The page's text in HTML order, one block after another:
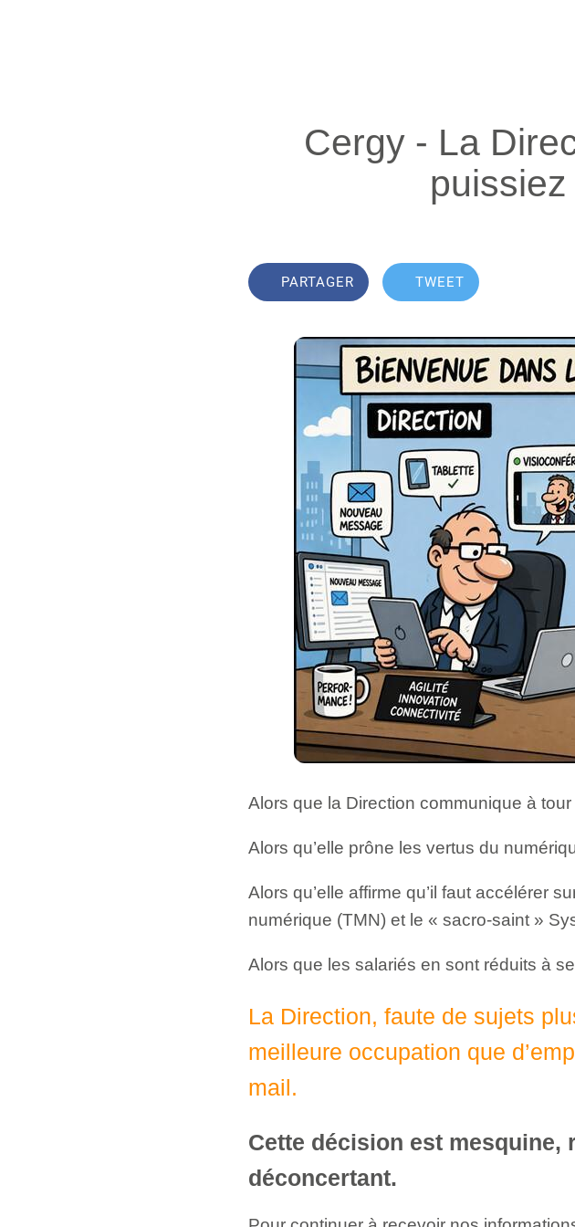
Cergy - La
PARTAGER TWEET
Alors que la Direction communique à
Alors qu’elle prône les vertus du
Alors qu’elle affirme qu’il faut accélérer
numérique (TMN) et le « sacro-saint »
Alors que les salariés en sont réduits à
La Direction, faute de sujets
meilleure occupation que
mail.
Cette décision est mesquine,
déconcertant.